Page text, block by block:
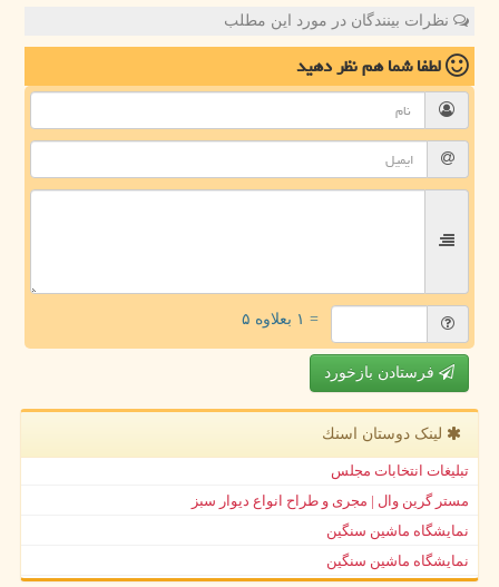
نظرات بینندگان در مورد این مطلب
لطفا شما همنظر دهید
= ۱ بعلاوه ۵
فرستادن بازخورد
لینک دوستان اسنك
تبلیغات انتخابات مجلس
مستر گرین وال | مجری و طراح انواع دیوار سبز
نمایشگاه ماشین سنگین
نمایشگاه ماشین سنگین